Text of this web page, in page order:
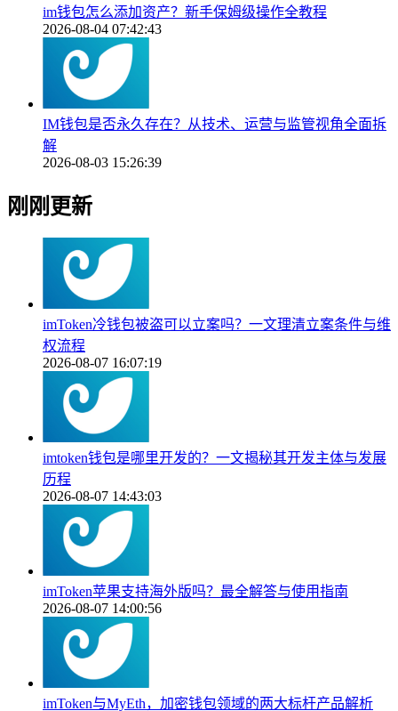
im钱包怎么添加资产？新手保姆级操作全教程
2026-08-04 07:42:43
IM钱包是否永久存在？从技术、运营与监管视角全面拆
解
2026-08-03 15:26:39
刚刚更新
imToken冷钱包被盗可以立案吗？一文理清立案条件与维
权流程
2026-08-07 16:07:19
imtoken钱包是哪里开发的？一文揭秘其开发主体与发展
历程
2026-08-07 14:43:03
imToken苹果支持海外版吗？最全解答与使用指南
2026-08-07 14:00:56
imToken与MyEth，加密钱包领域的两大标杆产品解析